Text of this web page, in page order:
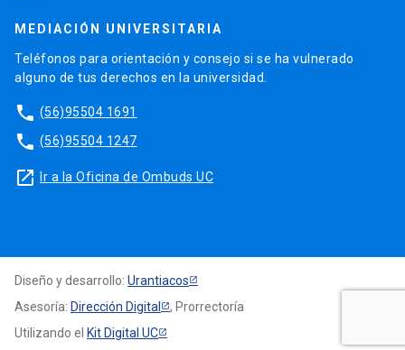
MEDIACIÓN UNIVERSITARIA
Teléfonos para orientación y consejo si se ha vulnerado
alguno de tus derechos en la universidad.
phone (56)95504 1691
phone (56)95504 1247
launch Ir a la Oficina de Ombuds UC
Diseño y desarrollo: Urantiacos
Asesoría: Dirección Digital
, Prorrectoría
Utilizando el Kit Digital UC